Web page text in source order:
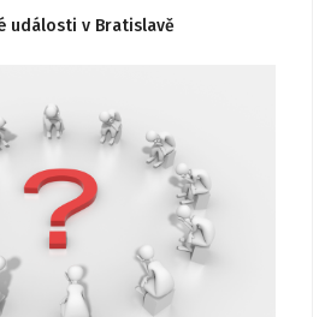
události v Bratislavě